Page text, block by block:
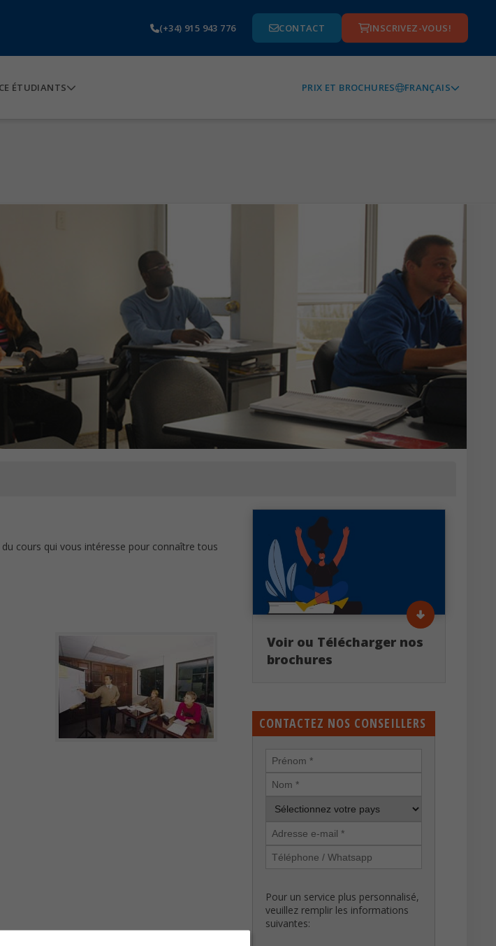
(+34) 915 943 776 CONTACT INSCRIVEZ-VOUS!
ÉTUDIANTS PRIX ET BROCHURES FRANÇAIS
cours qui vous intéresse pour connaître tous
Voir ou Télécharger nos
brochures
CONTACTEZ NOS CONSEILLERS
Pour un service plus personnalisé,
veuillez remplir les informations
suivantes: